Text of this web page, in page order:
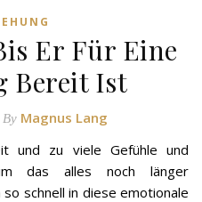
Er Für Eine
Bereit Ist
By Magnus Lang
und zu viele Gefühle und
das alles noch länger
schnell in diese emotionale